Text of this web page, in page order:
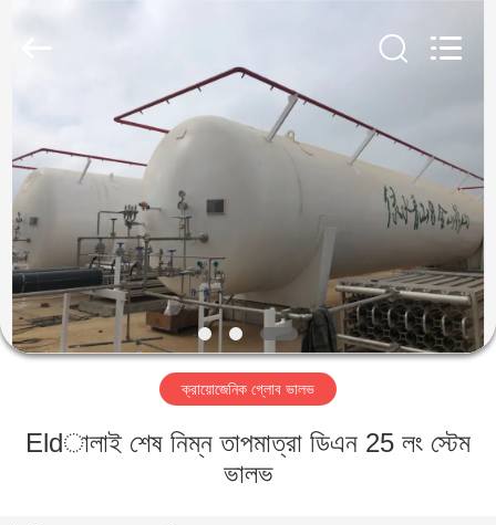
পণ্য
ভিডিও
আমাদের
সম্পর্কে
কারখানা
ক্রায়োজেনিক গ্লোব ভালভ
Eldালাই শেষ নিম্ন তাপমাত্রা ডিএন 25 লং স্টেম
ভালভ